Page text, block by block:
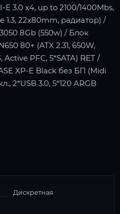
E 3.0 x4, up to 2100/1400Mbs,
1.3, 22x80mm, радиатор) /
8Gb (550w) / Блок
80+ (ATX 2.31, 650W,
PFC, 5*SATA) RET /
XP-E Black без БП (Midi
2*USB 3.0, 5*120 ARGB
Дискретная